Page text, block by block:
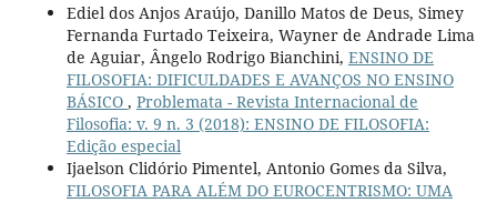
Ediel dos Anjos Araújo, Danillo Matos de Deus, Simey
Fernanda Furtado Teixeira, Wayner de Andrade Lima
de Aguiar, Ângelo Rodrigo Bianchini, ENSINO DE
FILOSOFIA: DIFICULDADES E AVANÇOS NO ENSINO
BÁSICO , Problemata - Revista Internacional de
Filosofia: v. 9 n. 3 (2018): ENSINO DE FILOSOFIA:
Edição especial
Ijaelson Clidório Pimentel, Antonio Gomes da Silva,
FILOSOFIA PARA ALÉM DO EUROCENTRISMO: UMA